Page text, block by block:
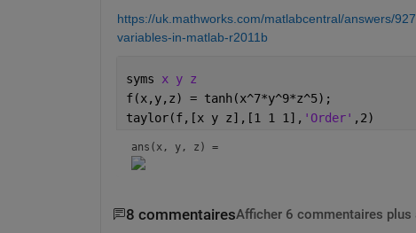
https://uk.mathworks.com/matlabcentral/answers/
variables-in-matlab-r2011b
syms x y z
f(x,y,z) = tanh(x^7*y^9*z^5);
taylor(f,[x y z],[1 1 1], 'Order' ,2)
ans(x, y, z) =
8 commentairesAfficher 6 commentaires plus